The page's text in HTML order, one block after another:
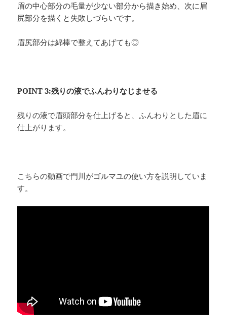
眉の中心部分の毛量が少ない部分から描き始め、次に眉
尻部分を描くと失敗しづらいです。
眉尻部分は綿棒で整えてあげても◎
POINT 3:残りの液でふんわりなじませる
残りの液で眉頭部分を仕上げると、ふんわりとした眉に
仕上がります。
こちらの動画で門川がゴルマユの使い方を説明していま
す。